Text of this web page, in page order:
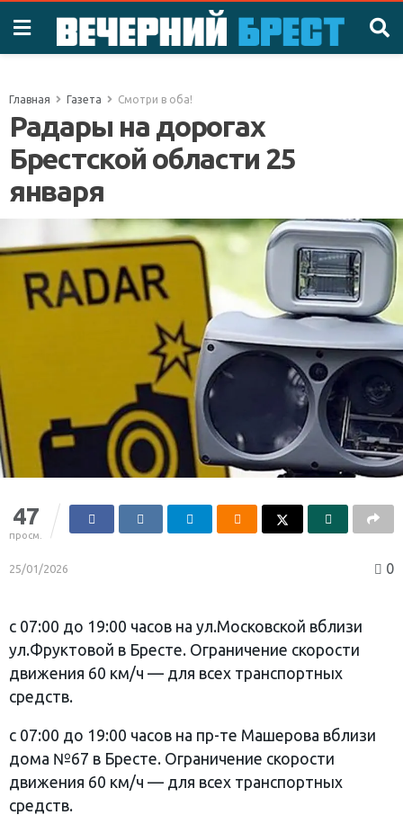
Главная Газета Смотри в оба!
Радары на дорогах
Брестской области 25
января
47
просм.
25/01/2026 0
с 07:00 до 19:00 часов на ул.Московской вблизи
ул.Фруктовой в Бресте. Ограничение скорости
движения 60 км/ч — для всех транспортных
средств.
с 07:00 до 19:00 часов на пр-те Машерова вблизи
дома №67 в Бресте. Ограничение скорости
движения 60 км/ч — для всех транспортных
средств.